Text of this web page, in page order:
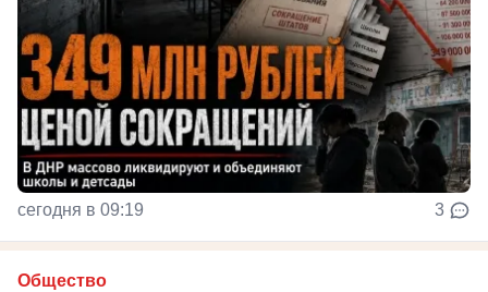
сегодня в 09:19 3
Общество